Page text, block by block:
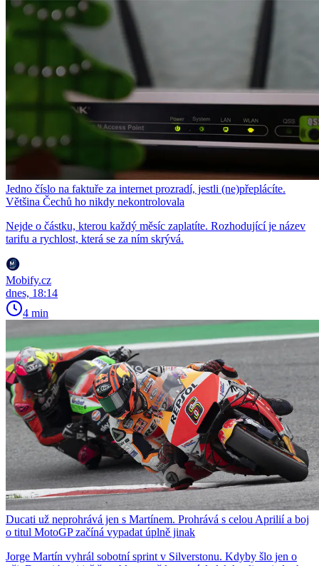
Jedno číslo na faktuře za internet prozradí, jestli (ne)přeplácíte.
Většina Čechů ho nikdy nekontrolovala
Nejde o částku, kterou každý měsíc zaplatíte. Rozhodující je název
tarifu a rychlost, která se za ním skrývá.
Mobify.cz
dnes, 18:14
4 min
Ducati už neprohrává jen s Martínem. Prohrává s celou Aprilií a boj
o titul MotoGP začíná vypadat úplně jinak
Jorge Martín vyhrál sobotní sprint v Silverstonu. Kdyby šlo jen o